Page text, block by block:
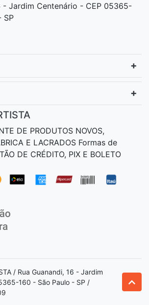
- Jardim Centenário - CEP 05365-
SP
DE PRODUTOS NOVOS,
E LACRADOS Formas de
DE CRÉDITO, PIX E BOLETO
/ Rua Guanandi, 16 - Jardim
160 - São Paulo - SP /